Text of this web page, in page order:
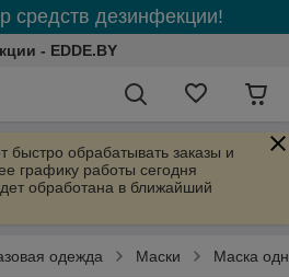
средств дезинфекции!
- EDDE.BY
обрабатывать заказы и
графику работы сегодня
обработана в ближайший
одежда Маски Маска